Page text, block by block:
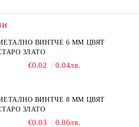
ВИНТЧЕ 6 ММ ЦВЯТ
ЗЛАТО
€0.02 0.04лв.
ВИНТЧЕ 8 ММ ЦВЯТ
ЗЛАТО
€0.03 0.06лв.